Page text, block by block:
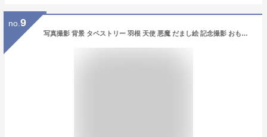
no. 9
写真撮影 背景 タペストリー 羽根 天使 悪魔 だまし絵 記念撮影 おもしろ インスタグラム インスタ映え 小物 雑貨 おしゃれ ポスター テレワーク リモートワーク 背景 大きい 壁 インテリア 布 目隠し ファブリックポスター 部屋 飾り zoom 背景 映え